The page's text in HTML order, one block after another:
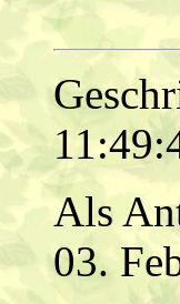
Als
03.